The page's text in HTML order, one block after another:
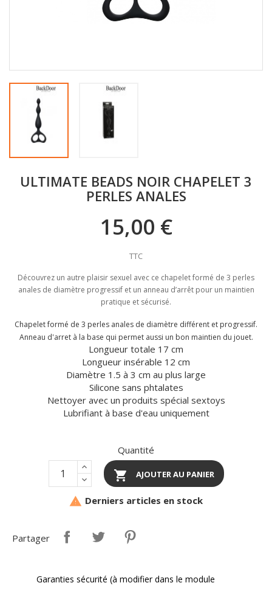
ULTIMATE BEADS NOIR CHAPELET 3
PERLES ANALES
15,00 €
TTC
Découvrez un autre plaisir sexuel avec ce chapelet formé de 3 perles
anales de diamètre progressif et un anneau d’arrêt pour un maintien
pratique et sécurisé.
Chapeletformé de 3 perles anales de diamètre différent et progressif.
Anneau d'arret à la base qui permet aussi un bon maintien du jouet.
Longueur totale 17 cm
Longueur insérable 12 cm
Diamètre 1.5 à 3 cm au plus large
Silicone sans phtalates
Nettoyer avec un produits spécial sextoys
Lubrifiant à base d'eau uniquement
Quantité
 AJOUTER AU PANIER
 Derniers articles en stock
Partager
Garanties sécurité (à modifier dans le module